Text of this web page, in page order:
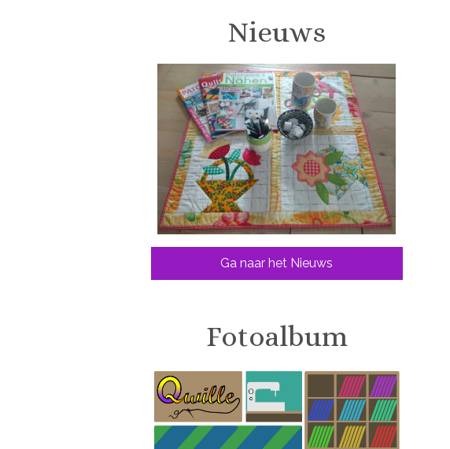
Nieuws
Ga naar het Nieuws
Fotoalbum